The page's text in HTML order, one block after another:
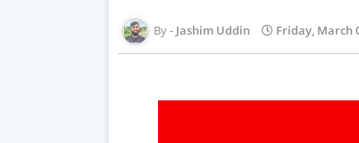
Jashim Uddin Friday, March